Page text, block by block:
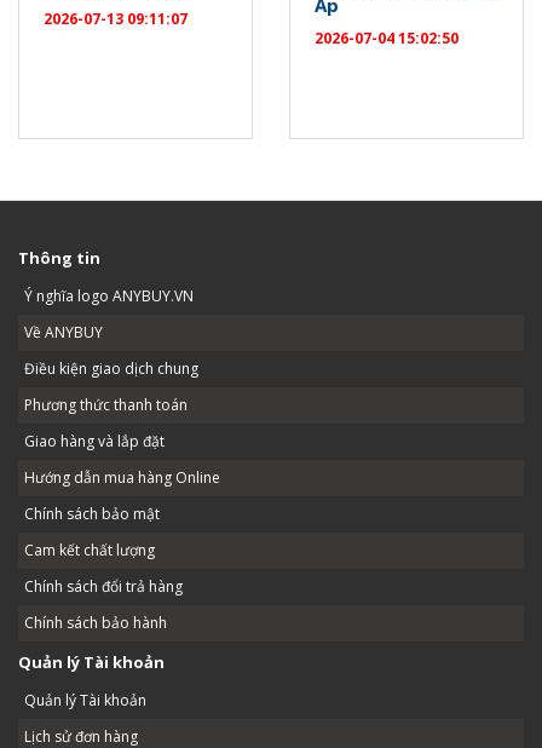
2026-07-13 09:11:07
2026-07-04 15:02:50
Thông tin
Ý nghĩa logo ANYBUY.VN
Về ANYBUY
Điều kiện giao dịch chung
Phương thức thanh toán
Giao hàng và lắp đặt
Hướng dẫn mua hàng Online
Chính sách bảo mật
Cam kết chất lượng
Chính sách đổi trả hàng
Chính sách bảo hành
Quản lý Tài khoản
Quản lý Tài khoản
Lịch sử đơn hàng